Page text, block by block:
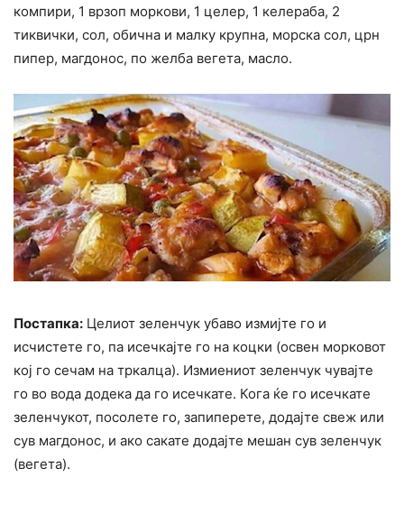
компири, 1 врзоп моркови, 1 целер, 1 келераба, 2
тиквички, сол, обична и малку крупна, морска сол, црн
пипер, магдонос, по желба вегета, масло.
Постапка: Целиот зеленчук убаво измијте го и
исчистете го, па исечкајте го на коцки (освен морковот
кој го сечам на тркалца). Измиениот зеленчук чувајте
го во вода додека да го исечкате. Кога ќе го исечкате
зеленчукот, посолете го, запиперете, додајте свеж или
сув магдонос, и ако сакате додајте мешан сув зеленчук
(вегета).